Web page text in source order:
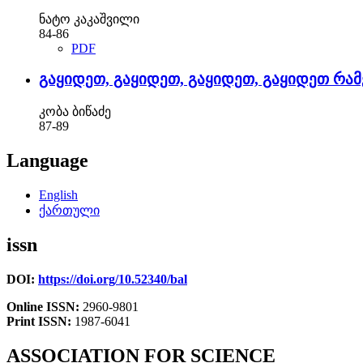
ნატო კაკაშვილი
84-86
PDF
გაყიდეთ, გაყიდეთ, გაყიდეთ, გაყიდეთ
კობა ბიწაძე
87-89
Language
English
ქართული
issn
DOI: https://doi.org/10.52340/bal
Online ISSN: 2960-9801
Print ISSN: 1987-6041
ASSOCIATION FOR SCIENCE